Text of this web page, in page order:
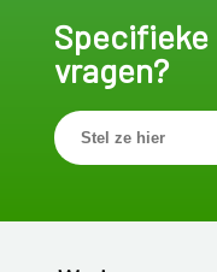
Specifieke
vragen?